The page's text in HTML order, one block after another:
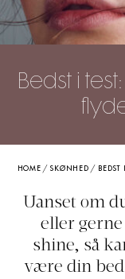
Bedst i
HOME / SKØNHED /
Uanset om
eller
shine, så
være din